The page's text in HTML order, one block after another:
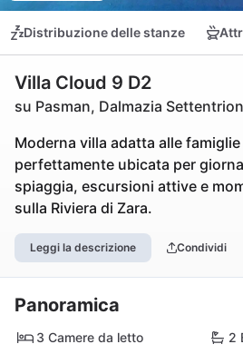
Distribuzione delle stanze
Villa Cloud 9 D2
su Pasman, Dalmazia
Moderna villa adatta alle
perfettamente ubicata per
spiaggia, escursioni attive e
sulla Riviera di Zara.
Leggi la descrizione Condividi
Panoramica
3 Camere da letto
2